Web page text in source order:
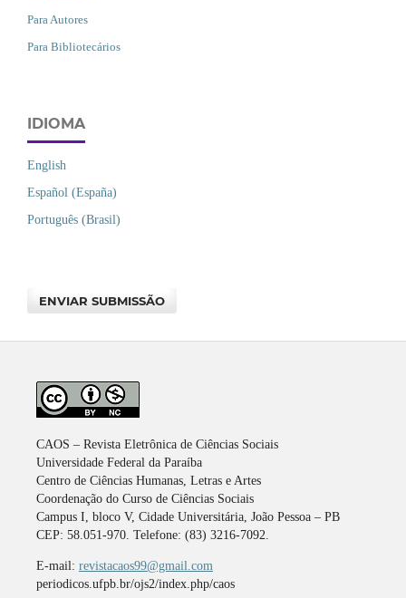
Para Autores
Para Bibliotecários
IDIOMA
English
Español (España)
Português (Brasil)
ENVIAR SUBMISSÃO
CAOS – Revista Eletrônica de Ciências Sociais
Universidade Federal da Paraíba
Centro de Ciências Humanas, Letras e Artes
Coordenação do Curso de Ciências Sociais
Campus I, bloco V, Cidade Universitária, João Pessoa – PB
CEP: 58.051-970. Telefone: (83) 3216-7092.
E-mail: revistacaos99@gmail.com
periodicos.ufpb.br/ojs2/index.php/caos